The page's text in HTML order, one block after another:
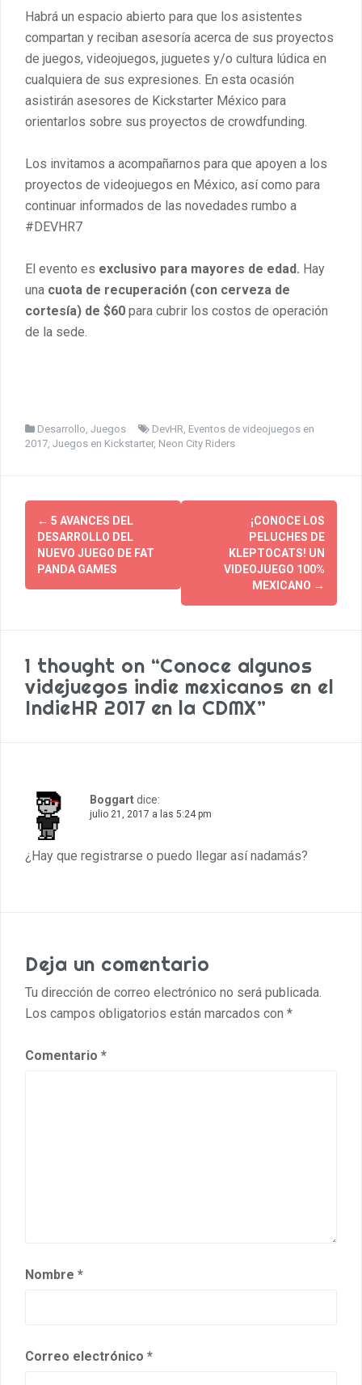
Habrá un espacio abierto para que los asistentes
compartan y reciban asesoría acerca de sus proyectos
de juegos, videojuegos, juguetes y/o cultura lúdica en
cualquiera de sus expresiones. En esta ocasión
asistirán asesores de Kickstarter México para
orientarlos sobre sus proyectos de crowdfunding.
Los invitamos a acompañarnos para que apoyen a los
proyectos de videojuegos en México, así como para
continuar informados de las novedades rumbo a
#DEVHR7
El evento es exclusivo para mayores de edad. Hay
una cuota de recuperación (con cerveza de
cortesía) de $60 para cubrir los costos de operación
de la sede.
Desarrollo, Juegos DevHR, Eventos de videojuegos en
2017, Juegos en Kickstarter, Neon City Riders
Post
navigation
← 5 AVANCES DEL
DESARROLLO DEL
NUEVO JUEGO DE FAT
PANDA GAMES
¡CONOCE LOS
PELUCHES DE
KLEPTOCATS! UN
VIDEOJUEGO 100%
MEXICANO →
1 thought on “Conoce algunos
videjuegos indie mexicanos en el
IndieHR 2017 en la CDMX”
Boggartdice:
julio 21, 2017 a las 5:24 pm
¿Hay que registrarse o puedo llegar así nadamás?
Deja un comentario
Tu dirección de correo electrónico no será publicada.
Los campos obligatorios están marcados con *
Comentario *
Nombre *
Correo electrónico *